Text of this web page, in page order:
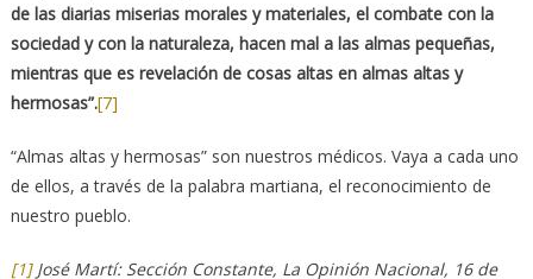
de las diarias miserias morales y materiales, el combate con la
sociedad y con la naturaleza, hacen mal a las almas pequeñas,
mientras que es revelación de cosas altas en almas altas y
hermosas”.[7]
“Almas altas y hermosas” son nuestros médicos. Vaya a cada uno
de ellos, a través de la palabra martiana, el reconocimiento de
nuestro pueblo.
[1]José Martí: Sección Constante, La Opinión Nacional, 16 de